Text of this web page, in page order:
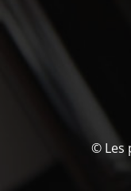
© Les